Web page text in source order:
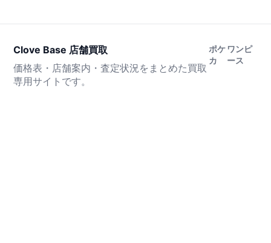
Clove Base 店舗買取
価格表・店舗案内・査定状況をまとめた買取
専用サイトです。
ポケ
カ
ワンピ
ース